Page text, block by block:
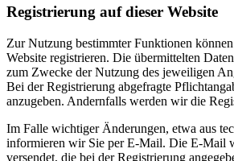
Registrierung auf dieser Website
Zur Nutzung bestimmter Funktionen
Website registrieren. Die übermittelten
zum Zwecke der Nutzung des jeweiligen
Bei der Registrierung abgefragte
anzugeben. Andernfalls werden wir die
Im Falle wichtiger Änderungen, etwa aus
informieren wir Sie per E-Mail. Die E-Mail
versendet, die bei der Registrierung